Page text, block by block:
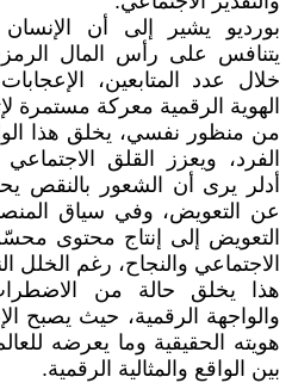
بورديو يشير إلى أن
يتنافس على رأس المال
خلال عدد المتابعين،
الهوية الرقمية معركة مستمرة
من منظور نفسي، يخلق هذا
الفرد، ويعزز القلق
أدلر يرى أن الشعور بالنقص
عن التعويض، وفي سياق
التعويض إلى إنتاج محتوى
الاجتماعي والنجاح، رغم الخلل
هذا يخلق حالة من
والواجهة الرقمية، حيث يصبح
هويته الحقيقية وما يعرضه
بين الواقع والمثالية الرقمية.